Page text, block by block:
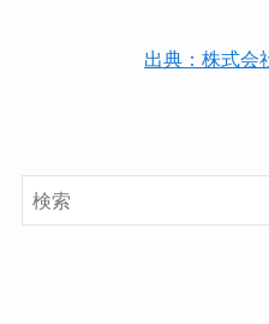
出典：株式会